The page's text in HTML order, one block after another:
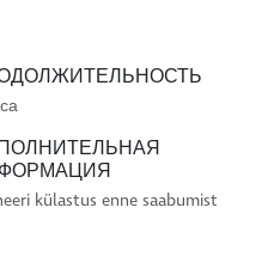
külastus enne saabumist